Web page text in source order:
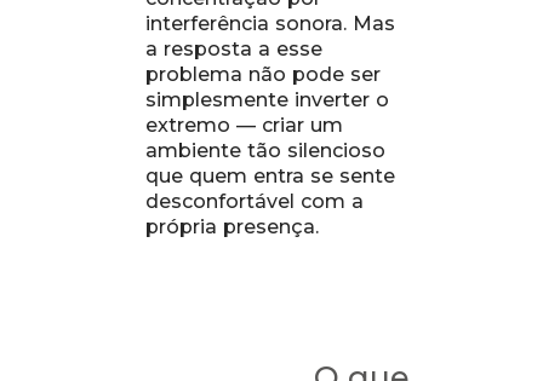
interferência sonora. Mas
a resposta a esse
problema não pode ser
simplesmente inverter o
extremo — criar um
ambiente tão silencioso
que quem entra se sente
desconfortável com a
própria presença.